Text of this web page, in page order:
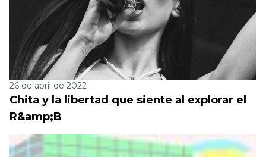
26 de abril de 2022
Chita y la libertad que siente al explorar el
R&amp;B